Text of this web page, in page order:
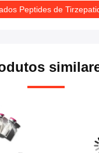
Peptides de